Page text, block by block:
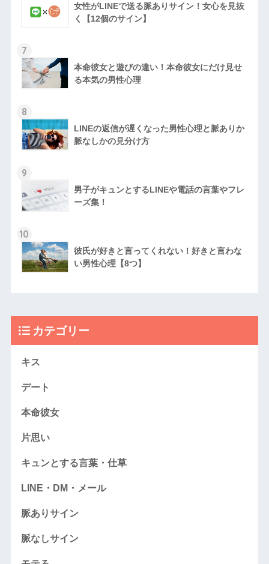
女性がLINEで送る脈ありサイン！女心を見抜
く【12個のサイン】
7
本命彼女と遊びの違い！本命彼女にだけ見せ
る本気の男性心理
8
LINEの返信が遅くなった男性心理と脈ありか
脈なしかの見分け方
9
男子がキュンとするLINEや電話の言葉やフレ
ーズ集！
10
彼氏が好きと言ってくれない！好きと言わな
い男性心理【8つ】
カテゴリー
キス
デート
本命彼女
片思い
キュンとする言葉・仕草
LINE・DM・メール
脈ありサイン
脈なしサイン